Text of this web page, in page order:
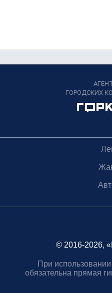
ГОРОДСКИХ
© 2016-2026,
При
обязательна прямая